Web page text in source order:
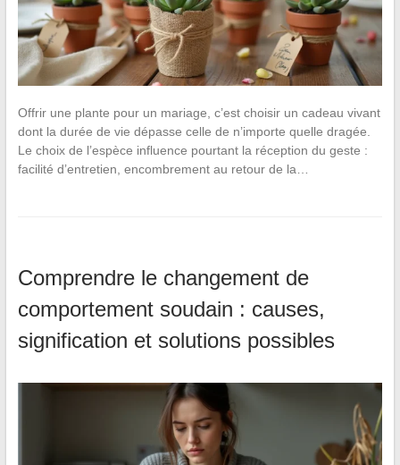
Offrir une plante pour un mariage, c’est choisir un cadeau vivant
dont la durée de vie dépasse celle de n’importe quelle dragée.
Le choix de l’espèce influence pourtant la réception du geste :
facilité d’entretien, encombrement au retour de la…
Comprendre le changement de
comportement soudain : causes,
signification et solutions possibles